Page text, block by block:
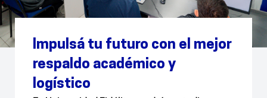
Impulsá tu futuro con el mejor
respaldo académico y
logístico